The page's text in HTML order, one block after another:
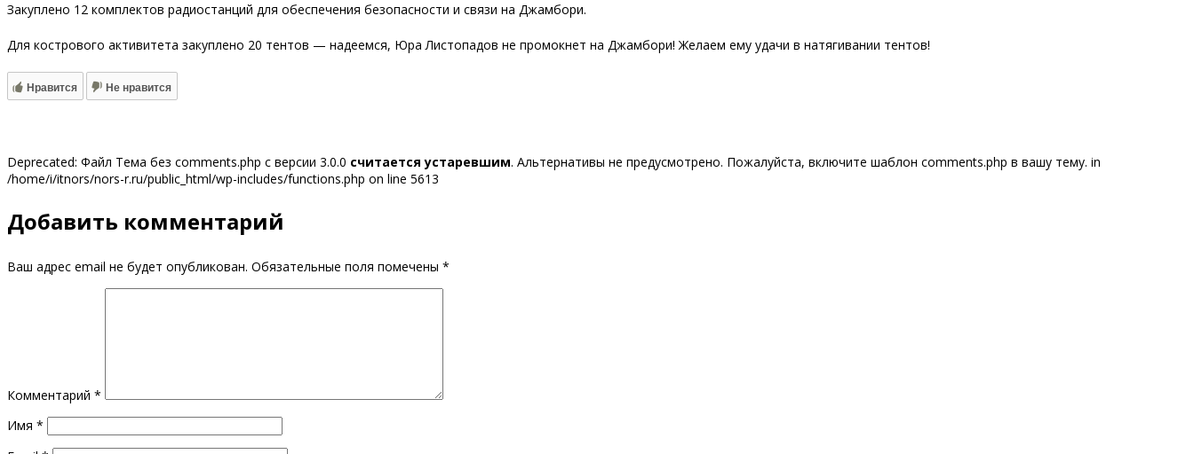
Закуплено 12 комплектов радиостанций для обеспечения безопасности и связи на Джамбори.
Для кострового активитета закуплено 20 тентов — надеемся, Юра Листопадов не промокнет на Джамбори! Желаем ему удачи в натягивании тентов!
Нравится Не нравится
Deprecated: Файл Тема без comments.php с версии 3.0.0 считается устаревшим. Альтернативы не предусмотрено. Пожалуйста, включите шаблон comments.php в вашу тему. in
/home/i/itnors/nors-r.ru/public_html/wp-includes/functions.php on line 5613
Добавить комментарий
Ваш адрес email не будет опубликован. Обязательные поля помечены *
Комментарий *
Имя *